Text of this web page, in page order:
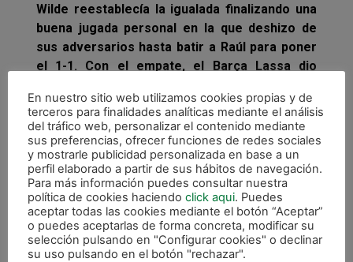
Wilde reestablecía la igualada finalizando una
buena jugada personal en la que deshizo de
sus adversarios hasta batir a Raúl para poner
el 1-1. Con el empate, el Barça Lassa dio
que los visitantes, que intentaban volver a
ponerse por delante con disparos de Rafa Usín
y Araça. El pívot regresaba al Palau para
medirse a su ex equipo y obligaba a Cristian a
esforzarse para despejar su remate.
Sobrepasado el ecuador de la primera mitad,
Aicardo logró la remontada de los locales con
un potente lanzamiento de falta directa con el
En nuestro sitio web utilizamos cookies propias y de
terceros para finalidades analíticas mediante el análisis
del tráfico web, personalizar el contenido mediante
sus preferencias, ofrecer funciones de redes sociales
y mostrarle publicidad personalizada en base a un
perfil elaborado a partir de sus hábitos de navegación.
Para más información puedes consultar nuestra
política de cookies haciendo click aqui. Puedes
aceptar todas las cookies mediante el botón “Aceptar”
o puedes aceptarlas de forma concreta, modificar su
selección pulsando en "Configurar cookies" o declinar
su uso pulsando en el botón "rechazar".